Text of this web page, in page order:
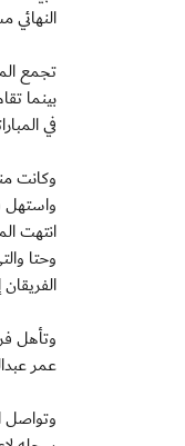
النهائي مساء
بينما
في
واستهل
انتهت
وحتا
وتأهل
عمر
وتواصل